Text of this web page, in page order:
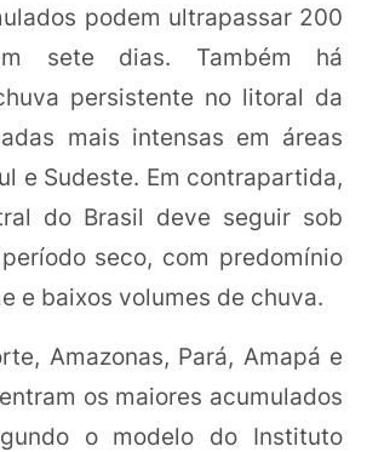
podem ultrapassar 200
sete dias. Também há
persistente no litoral da
mais intensas em áreas
e Sudeste. Em contrapartida,
do Brasil deve seguir sob
seco, com predomínio
e baixos volumes de chuva.
Amazonas, Pará, Amapá e
os maiores acumulados
o modelo do Instituto